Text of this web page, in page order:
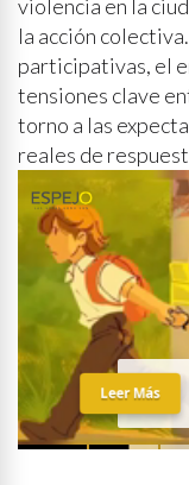
violencia en la
la acción
participativas, el
tensiones clave
torno a las
reales de
Leer Más